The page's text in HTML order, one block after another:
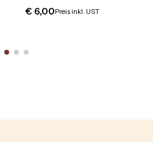
€ 6,00Preis inkl. UST